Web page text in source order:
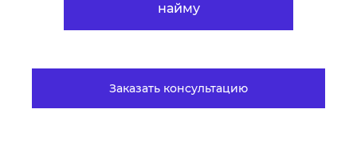
найму
Заказать консультацию